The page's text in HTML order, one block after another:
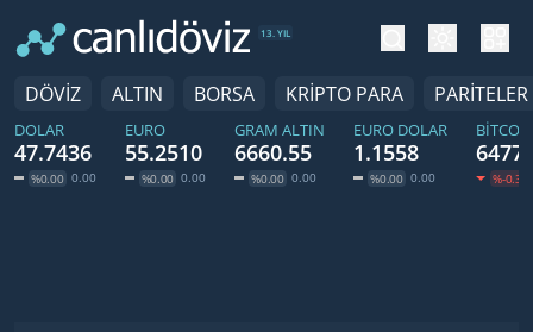
13. YIL
DÖVİZ ALTIN BORSA KRİPTO PARA PARİTELER
DOLAR
47.7436
%0.00 0.00
EURO
55.2510
%0.00 0.00
GRAM ALTIN
6660.55
%0.00 0.00
EURO DOLAR
1.1558
%0.00 0.00 %-0.39